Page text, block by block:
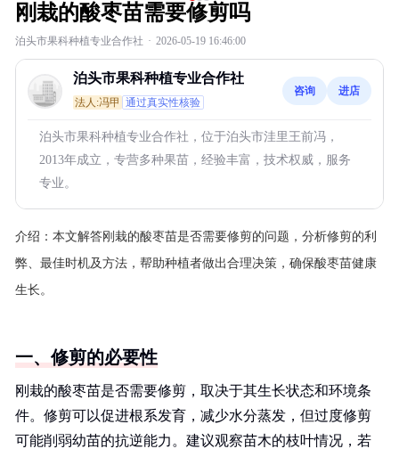
刚栽的酸枣苗需要修剪吗
泊头市果科种植专业合作社 · 2026-05-19 16:46:00
泊头市果科种植专业合作社
法人:冯甲 通过真实性核验
咨询 进店
泊头市果科种植专业合作社，位于泊头市洼里王前冯，
2013年成立，专营多种果苗，经验丰富，技术权威，服务
专业。
介绍： 本文解答刚栽的酸枣苗是否需要修剪的问题，分析修剪的利
弊、最佳时机及方法，帮助种植者做出合理决策，确保酸枣苗健康
生长。
一、修剪的必要性
刚栽的酸枣苗是否需要修剪，取决于其生长状态和环境条
件。修剪可以促进根系发育，减少水分蒸发，但过度修剪
可能削弱幼苗的抗逆能力。建议观察苗木的枝叶情况，若